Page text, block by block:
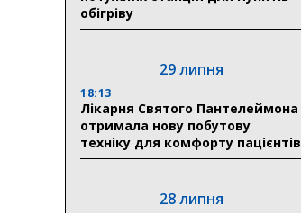
обігріву
29 липня
18:13
Лікарня Святого Пантелеймона
отримала нову побутову
техніку для комфорту пацієнтів
28 липня